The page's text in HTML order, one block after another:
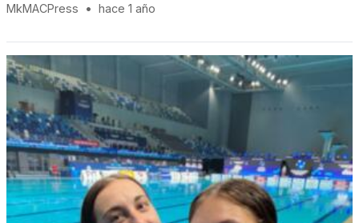
MkMACPress • hace 1 año